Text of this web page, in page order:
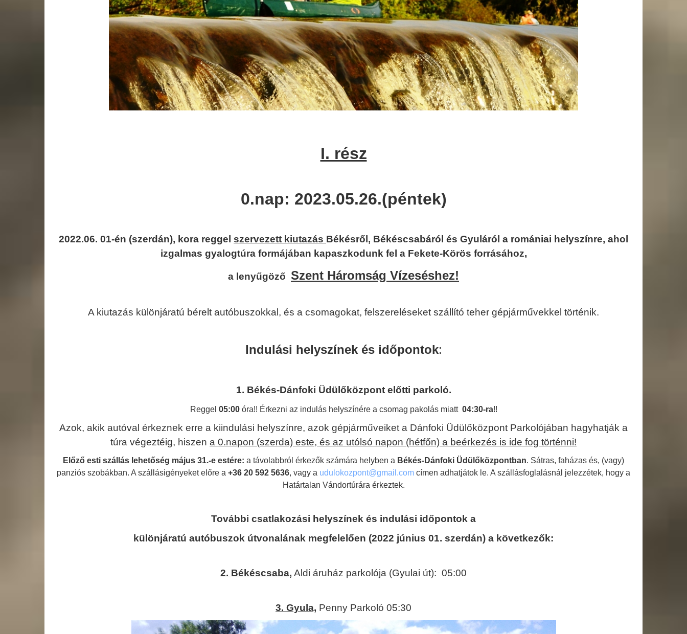
I. rész
0.nap: 2023.05.26.(péntek)
2022.06. 01-én (szerdán), kora reggel szervezett kiutazás Békésről, Békéscsabáról és Gyuláról a romániai helyszínre, ahol
izgalmas gyalogtúra formájában kapaszkodunk fel a Fekete-Körös forrásához,
a lenyűgöző Szent Háromság Vízeséshez!
A kiutazás különjáratú bérelt autóbuszokkal, és a csomagokat, felszereléseket szállító teher gépjárművekkel történik.
Indulási helyszínek és időpontok:
1. Békés-Dánfoki Üdülőközpont előtti parkoló.
Reggel 05:00 óra!! Érkezni az indulás helyszínére a csomag pakolás miatt 04:30-ra!!
Azok, akik autóval érkeznek erre a kiindulási helyszínre, azok gépjárműveiket a Dánfoki Üdülőközpont Parkolójában hagyhatják a
túra végeztéig, hiszen a 0.napon (szerda) este, és az utólsó napon (hétfőn) a beérkezés is ide fog történni!
Előző esti szállás lehetőség május 31.-e estére: a távolabbról érkezők számára helyben a Békés-Dánfoki Üdülőközpontban. Sátras, faházas és, (vagy)
panziós szobákban. A szállásigényeket előre a +36 20 592 5636, vagy a udulokozpont@gmail.com címen adhatjátok le. A szállásfoglalásnál jelezzétek, hogy a
Határtalan Vándortúrára érkeztek.
További csatlakozási helyszínek és indulási időpontok a
különjáratú autóbuszok útvonalának megfelelően (2022 június 01. szerdán) a következők:
2. Békéscsaba, Aldi áruház parkolója (Gyulai út): 05:00
3. Gyula, Penny Parkoló 05:30